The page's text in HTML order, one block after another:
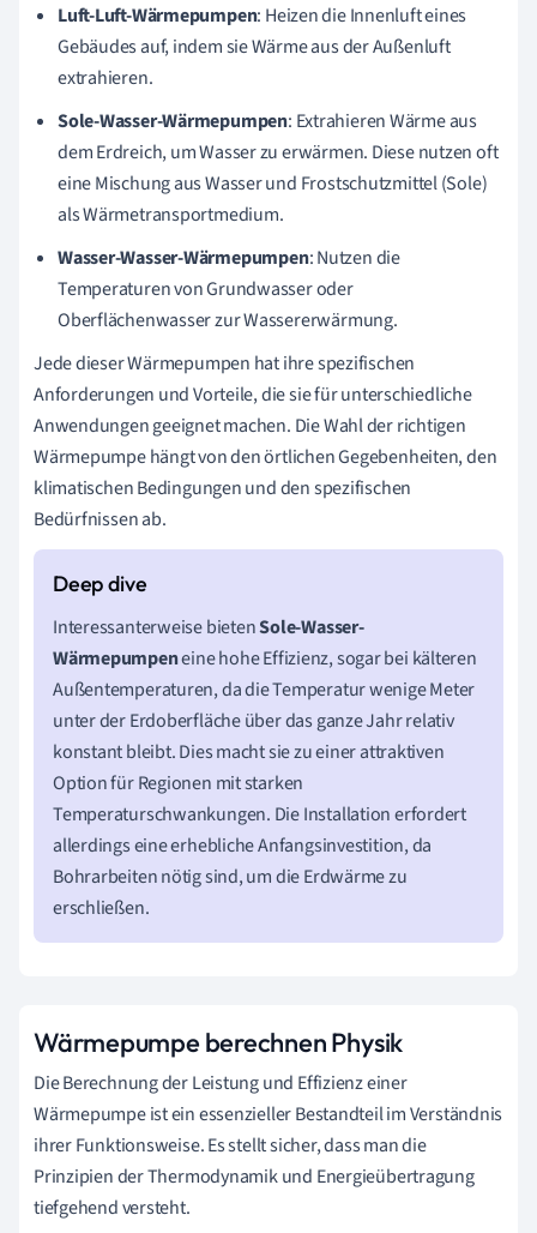
Luft-Luft-Wärmepumpen: Heizen die Innenluft eines
Gebäudes auf, indem sie Wärme aus der Außenluft
extrahieren.
Sole-Wasser-Wärmepumpen: Extrahieren Wärme aus
dem Erdreich, um Wasser zu erwärmen. Diese nutzen oft
eine Mischung aus Wasser und Frostschutzmittel (Sole)
als Wärmetransportmedium.
Wasser-Wasser-Wärmepumpen: Nutzen die
Temperaturen von Grundwasser oder
Oberflächenwasser zur Wassererwärmung.
Jede dieser Wärmepumpen hat ihre spezifischen
Anforderungen und Vorteile, die sie für unterschiedliche
Anwendungen geeignet machen. Die Wahl der richtigen
Wärmepumpe hängt von den örtlichen Gegebenheiten, den
klimatischen Bedingungen und den spezifischen
Bedürfnissen ab.
Interessanterweise bietenSole-Wasser-
Wärmepumpeneine hohe Effizienz, sogar bei kälteren
Außentemperaturen, da die Temperatur wenige Meter
unter der Erdoberfläche über das ganze Jahr relativ
konstant bleibt. Dies macht sie zu einer attraktiven
Option für Regionen mit starken
Temperaturschwankungen. Die Installation erfordert
allerdings eine erhebliche Anfangsinvestition, da
Bohrarbeiten nötig sind, um die Erdwärme zu
erschließen.
Wärmepumpe berechnen Physik
Die Berechnung der Leistung und Effizienz einer
Wärmepumpe ist ein essenzieller Bestandteil im Verständnis
ihrer Funktionsweise. Es stellt sicher, dass man die
Prinzipien der Thermodynamik und Energieübertragung
tiefgehend versteht.